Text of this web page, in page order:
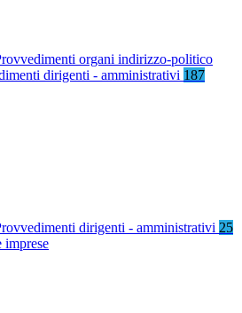
organi indirizzo-politico
dirigenti - amministrativi 187
dirigenti - amministrativi 25